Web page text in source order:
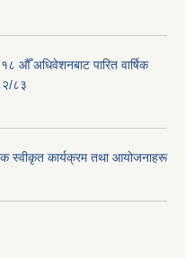
औँ अधिवेशनबाट पारित वार्षिक
८३
स्वीकृत कार्यक्रम तथा आयोजनाहरू